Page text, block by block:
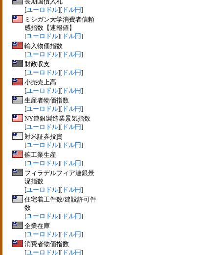
[ユーロドル][ ドル円]
ミシガン大学消費者信頼
感指数【速報値】
[ユーロドル][ ドル円]
輸入物価指数
[ユーロドル][ ドル円]
財政収支
[ユーロドル][ ドル円]
小売売上高
[ユーロドル][ ドル円]
生産者物価指数
[ユーロドル][ ドル円]
NY連銀製造業景気指数
[ユーロドル][ ドル円]
対米証券投資
[ユーロドル][ ドル円]
鉱工業生産
[ユーロドル][ ドル円]
フィラデルフィア連銀景
況指数
[ユーロドル][ ドル円]
住宅着工件数/建設許可件
数
[ユーロドル][ ドル円]
企業在庫
[ユーロドル][ ドル円]
消費者物価指数
[ユーロドル][ ドル円]